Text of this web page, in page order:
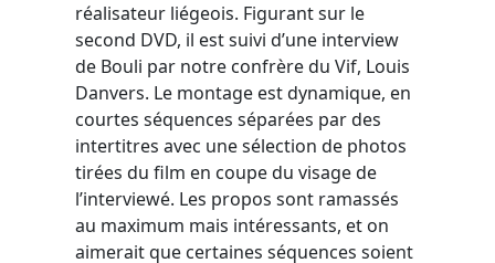
réalisateur liégeois. Figurant sur le
second DVD, il est suivi d’une interview
de Bouli par notre confrère du Vif, Louis
Danvers. Le montage est dynamique, en
courtes séquences séparées par des
intertitres avec une sélection de photos
tirées du film en coupe du visage de
l’interviewé. Les propos sont ramassés
au maximum mais intéressants, et on
aimerait que certaines séquences soient